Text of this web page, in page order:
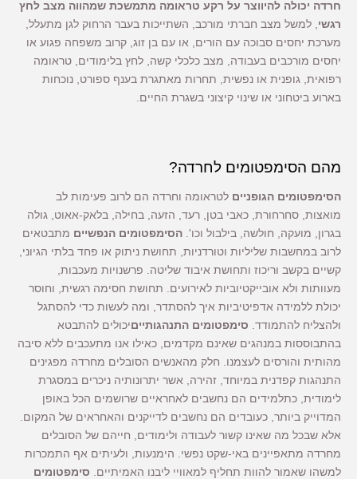
חרדה יכולה להיווצר על רקע טראומה מתמשכת שמהווה מצב לחץ
רגשי , למשל מצב חברתי מורכב, השתייכות בעבר הרחוק לגן מתעלל,
מערכת יחסים סבוכה עם הורים, או עם בן זוג, קרוב משפחה פגוע או
יחסים מורכבים בעבודה, מצב כלכלי קשה, לחץ בלימודים, טראומה
רפואית, גופנית או נפשית, תחרות מאתגרת בענף ספורט, נוכחות
בארוע ביטחוני או שינוי קיצוני בשגרת החיים.
מהם הסימפטומים לחרדה?
הסימפטומים הגופניים לטראומה וחרדה הם לרוב פעימות לב
מואצות, סחרחורת, כאבי בטן, רעד, הזעה, בחילה, בלאק-אאוט, גולה
בגרון, מועקה, חולשה, בילבול וכו'. הסימפטומים הנפשיים מתבטאים
לרוב במחשבות שליליות וטורדניות, תחושת ניתוק או פחד בלתי הגיוני,
קשיים בקשב וריכוז ותחושת איבוד שליטה. פרשנויות מעכבות,
מעוותות ולא אובייקטיוביות לאירועים. תחושת חסימה רגשית, וחוסר
יכולת ללמידה אדפיטיביות איך להסתדר, ומה לעשות כדי להסתגל
ולהצליח להתמודד. סימפטומים התנהגותייםיכולים להתבטא
בהתבוססות במנהגים שאינם מקדמים, כאילו אנו מתעכבים ללא סיבה
מהותית והורסים לעצמנו. חלק מהאנשים הסובלים מחרדה מפגינים
התנהגות קפדנית במיוחד, זהירה, אשר יתרונותיה ניכרים במסגרת
לימודית, כתלמידים הם נחשבים לאחראיים שרושמים הכל באופן
המדוייק ביותר, כעובדים הם נחשבים לדייקנים והאחראים של המקום.
אלא שבכל מה שאינו קשור לעבודה ולימודים, חייהם של הסובלים
מחרדה מתאפיינים באי-שקט נפשי. הימנעות, ולעיתים אף התמכרות
למשהו שאמור להוות תחליף למאוויי ליבנו האמיתיים. סימפטומים